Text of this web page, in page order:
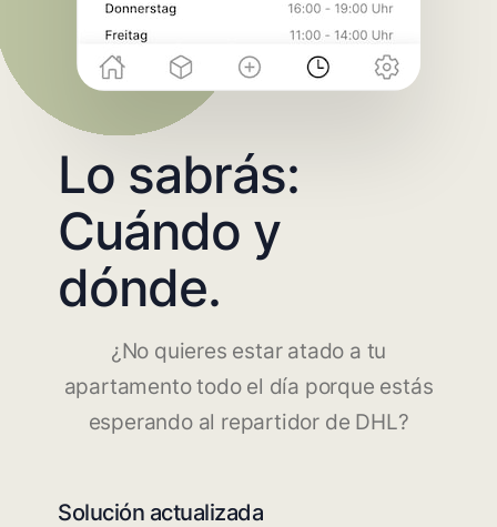
Lo sabrás:
Cuándo y
dónde.
¿No quieres estar atado a tu
apartamento todo el día porque estás
esperando al repartidor de DHL?
Solución actualizada